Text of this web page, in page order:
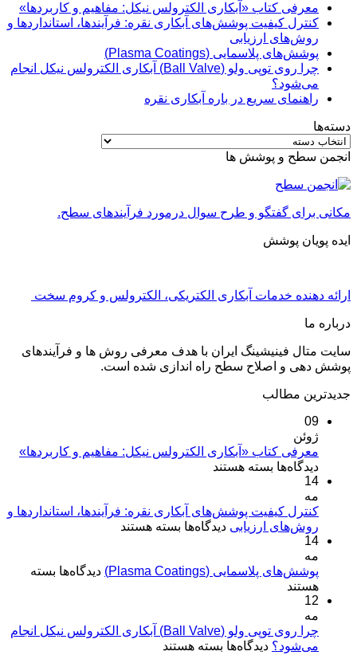
معرفی کتاب «آبکاری الکترولس نیکل: مفاهیم و کاربردها»
کنترل کیفیت پوشش‌های آبکاری نقره: فرآیندها، استانداردها و
روش‌های ارزیابی
پوشش‌های پلاسمایی (Plasma Coatings)
چرا روی توپی‌ ولو (Ball Valve) آبکاری الکترولس نیکل انجام
می‌شود؟
راهنمای سریع در باره آبکاری نقره
دسته‌ها
دسته‌ها
انجمن سطح و پوشش ها
مکانی برای گفتگو و طرح سوال درمورد فرآیندهای سطح.
ایده پویان پوشش
ارائه دهنده خدمات آبکاری الکتریکی، الکترولس و کروم سخت
درباره ما
سایت متال فینیشینگ ایران با هدف معرفی روش ها و فرآیندهای
پوشش دهی و اصلاح سطح راه اندازی شده است.
جدیدترین مطالب
09
ژوئن
معرفی کتاب «آبکاری الکترولس نیکل: مفاهیم و کاربردها»
دیدگاه‌ها برای
«آبکاری
الکترولس
و
بسته هستند
14
مه
کنترل کیفیت پوشش‌های آبکاری نقره: فرآیندها، استانداردها و
روش‌های ارزیابی دیدگاه‌ها برای
پوشش‌های
استانداردها
و
بسته هستند
14
مه
پوشش‌های پلاسمایی (Plasma Coatings)
دیدگاه‌ها برای
Coatings)
بسته
هستند
12
مه
چرا روی توپی‌ ولو (Ball Valve) آبکاری الکترولس نیکل انجام
می‌شود؟ دیدگاه‌ها برای
بسته هستند